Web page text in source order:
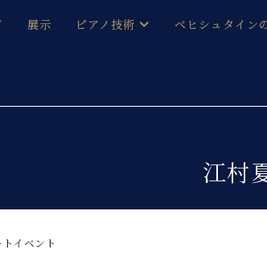
ン公式サイト
Site
C.ベヒシュタイン コンサート/
展示 ピアノ技術
ベヒシュタイン・ジャパンの取り
ベヒシュタイン
ブランドヒスト
音楽家達の声
ベヒシュタイン
ベヒシュタイン・シュ
ベヒシュタイン・セントラム 東京
江村
イベント